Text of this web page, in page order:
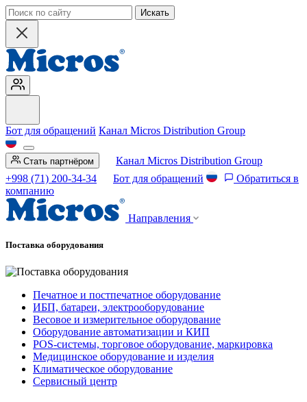
Искать
Бот для обращений Канал Micros Distribution Group
Стать партнёром
Канал Micros Distribution Group
+998 (71) 200-34-34
Бот для обращений
Обратиться в
компанию
Направления
Поставка оборудования
Печатное и постпечатное оборудование
ИБП, батареи, электрооборудование
Весовое и измерительное оборудование
Оборудование автоматизации и КИП
POS-системы, торговое оборудование, маркировка
Медицинское оборудование и изделия
Климатическое оборудование
Сервисный центр